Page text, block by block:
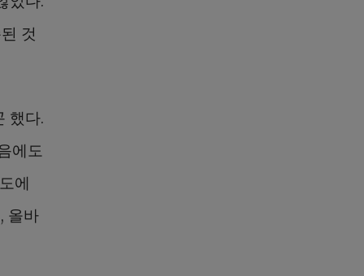
것
했다.
에도
에
올바